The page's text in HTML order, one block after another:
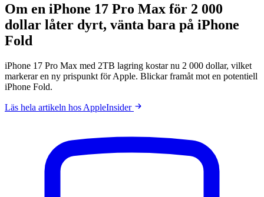
Om en iPhone 17 Pro Max för 2 000
dollar låter dyrt, vänta bara på iPhone
Fold
iPhone 17 Pro Max med 2TB lagring kostar nu 2 000 dollar, vilket
markerar en ny prispunkt för Apple. Blickar framåt mot en potentiell
iPhone Fold.
Läs hela artikeln hos AppleInsider